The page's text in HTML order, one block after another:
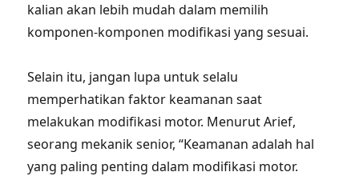
kalian akan lebih mudah dalam memilih
komponen-komponen modifikasi yang sesuai.
Selain itu, jangan lupa untuk selalu
memperhatikan faktor keamanan saat
melakukan modifikasi motor. Menurut Arief,
seorang mekanik senior, “Keamanan adalah hal
yang paling penting dalam modifikasi motor.